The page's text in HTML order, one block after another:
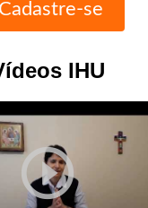
IHU
play_circle_outline